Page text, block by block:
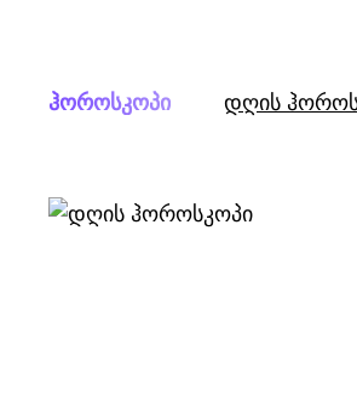
content
ჰოროსკოპი დღის